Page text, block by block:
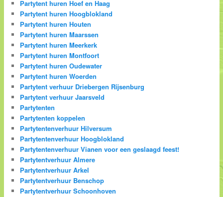
Partytent huren Hoef en Haag
Partytent huren Hoogblokland
Partytent huren Houten
Partytent huren Maarssen
Partytent huren Meerkerk
Partytent huren Montfoort
Partytent huren Oudewater
Partytent huren Woerden
Partytent verhuur Driebergen Rijsenburg
Partytent verhuur Jaarsveld
Partytenten
Partytenten koppelen
Partytentenverhuur Hilversum
Partytentenverhuur Hoogblokland
Partytentenverhuur Vianen voor een geslaagd feest!
Partytentverhuur Almere
Partytentverhuur Arkel
Partytentverhuur Benschop
Partytentverhuur Schoonhoven